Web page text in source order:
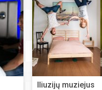
Iliuzijų muziejus